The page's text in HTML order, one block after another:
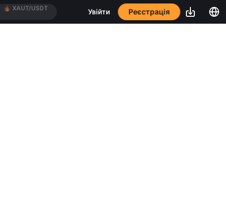
🔥 BTC/USDT Увійти Реєстрація